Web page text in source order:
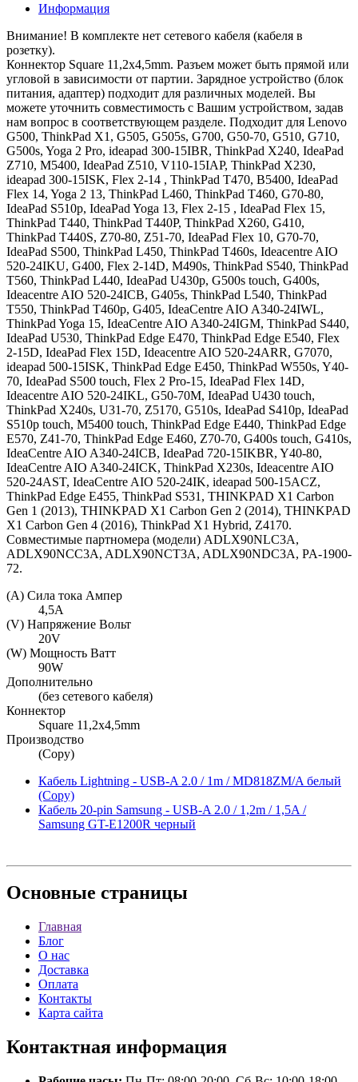
Информация
Внимание! В комплекте нет сетевого кабеля (кабеля в
розетку).
Коннектор Square 11,2x4,5mm. Разъем может быть прямой или
угловой в зависимости от партии. Зарядное устройство (блок
питания, адаптер) подходит для различных моделей. Вы
можете уточнить совместимость с Вашим устройством, задав
нам вопрос в соответствующем разделе. Подходит для Lenovo
G500, ThinkPad X1, G505, G505s, G700, G50-70, G510, G710,
G500s, Yoga 2 Pro, ideapad 300-15IBR, ThinkPad X240, IdeaPad
Z710, M5400, IdeaPad Z510, V110-15IAP, ThinkPad X230,
ideapad 300-15ISK, Flex 2-14 , ThinkPad T470, B5400, IdeaPad
Flex 14, Yoga 2 13, ThinkPad L460, ThinkPad T460, G70-80,
IdeaPad S510p, IdeaPad Yoga 13, Flex 2-15 , IdeaPad Flex 15,
ThinkPad T440, ThinkPad T440P, ThinkPad X260, G410,
ThinkPad T440S, Z70-80, Z51-70, IdeaPad Flex 10, G70-70,
IdeaPad S500, ThinkPad L450, ThinkPad T460s, Ideacentre AIO
520-24IKU, G400, Flex 2-14D, M490s, ThinkPad S540, ThinkPad
T560, ThinkPad L440, IdeaPad U430p, G500s touch, G400s,
Ideacentre AIO 520-24ICB, G405s, ThinkPad L540, ThinkPad
T550, ThinkPad T460p, G405, IdeaCentre AIO A340-24IWL,
ThinkPad Yoga 15, IdeaCentre AIO A340-24IGM, ThinkPad S440,
IdeaPad U530, ThinkPad Edge E470, ThinkPad Edge E540, Flex
2-15D, IdeaPad Flex 15D, Ideacentre AIO 520-24ARR, G7070,
ideapad 500-15ISK, ThinkPad Edge E450, ThinkPad W550s, Y40-
70, IdeaPad S500 touch, Flex 2 Pro-15, IdeaPad Flex 14D,
Ideacentre AIO 520-24IKL, G50-70M, IdeaPad U430 touch,
ThinkPad X240s, U31-70, Z5170, G510s, IdeaPad S410p, IdeaPad
S510p touch, M5400 touch, ThinkPad Edge E440, ThinkPad Edge
E570, Z41-70, ThinkPad Edge E460, Z70-70, G400s touch, G410s,
IdeaCentre AIO A340-24ICB, IdeaPad 720-15IKBR, Y40-80,
IdeaCentre AIO A340-24ICK, ThinkPad X230s, Ideacentre AIO
520-24AST, IdeaCentre AIO 520-24IK, ideapad 500-15ACZ,
ThinkPad Edge E455, ThinkPad S531, THINKPAD X1 Carbon
Gen 1 (2013), THINKPAD X1 Carbon Gen 2 (2014), THINKPAD
X1 Carbon Gen 4 (2016), ThinkPad X1 Hybrid, Z4170.
Совместимые партномера (модели) ADLX90NLC3A,
ADLX90NCC3A, ADLX90NCT3A, ADLX90NDC3A, PA-1900-
72.
(A) Сила тока Ампер
4,5A
(V) Напряжение Вольт
20V
(W) Мощность Ватт
90W
Дополнительно
(без сетевого кабеля)
Коннектор
Square 11,2x4,5mm
Производство
(Copy)
Кабель Lightning - USB-A 2.0 / 1m / MD818ZM/A белый
(Copy)
Кабель 20-pin Samsung - USB-A 2.0 / 1,2m / 1,5A /
Samsung GT-E1200R черный
Основные страницы
Главная
Блог
О нас
Доставка
Оплата
Контакты
Карта сайта
Контактная информация